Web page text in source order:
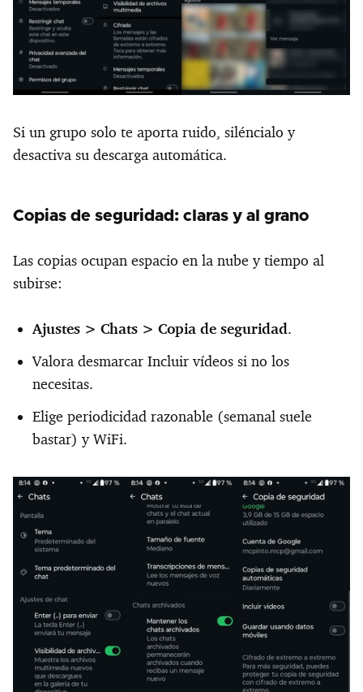
Si un grupo solo te aporta ruido, siléncialo y
desactiva su descarga automática.
Copias de seguridad: claras y al grano
Las copias ocupan espacio en la nube y tiempo al
subirse:
Ajustes > Chats > Copia de seguridad.
Valora desmarcar Incluir vídeos si no los
necesitas.
Elige periodicidad razonable (semanal suele
bastar) y WiFi.